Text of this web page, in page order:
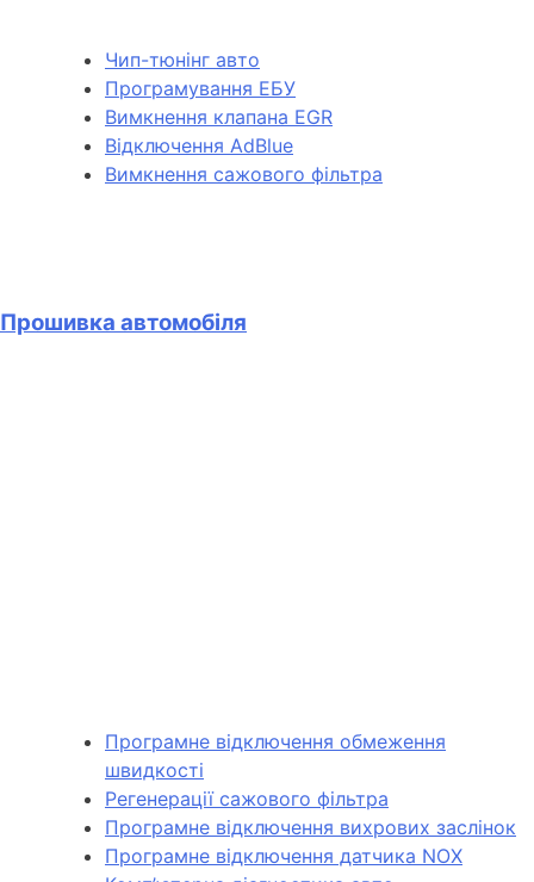
Чип-тюнінг авто
Програмування ЕБУ
Вимкнення клапана EGR
Відключення AdBlue
Вимкнення сажового фільтра
Прошивка автомобіля
Програмне відключення обмеження
швидкості
Регенерації сажового фільтра
Програмне відключення вихрових заслінок
Програмне відключення датчика NOX